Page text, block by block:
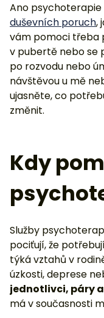
Ano psychoterapie
duševních poruch,
vám pomoci třeba
v pubertě nebo se
po rozvodu nebo
návštěvou u mě
ujasněte, co
změnit.
Kdy
Služby
pociťují, že
týká vztahů v
úzkosti, deprese
jednotlivci, páry
má v současnosti